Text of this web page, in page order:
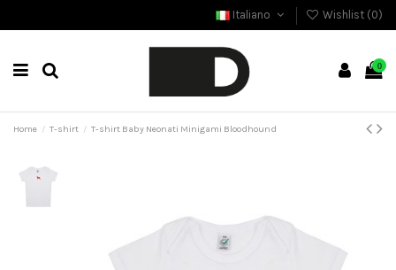
Italiano Wishlist (0)
0
Home T-shirt T-shirt Baby Neonati Minigami Bloodhound